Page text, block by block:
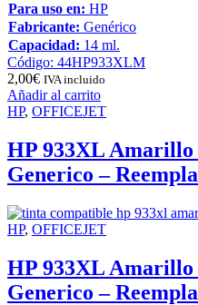
Para uso en: HP
Fabricante: Genérico
Capacidad: 14 ml.
Código: 44HP933XLM
2,00€ IVA incluido
Añadir al carrito
HP, OFFICEJET
HP 933XL
Generico –
HP, OFFICEJET
HP 933XL
Generico –